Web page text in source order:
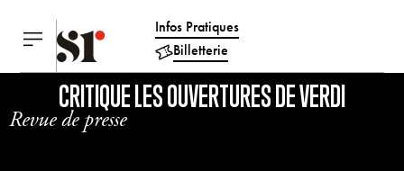
Infos Pratiques
Billetterie
CRITIQUE LES OUVERTURES DE VERDI
Revue de presse